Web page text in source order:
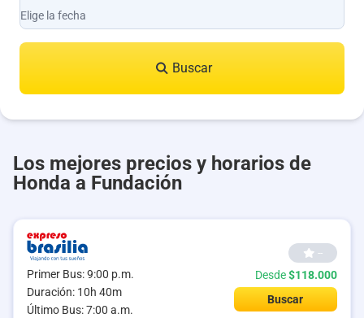
Buscar
Los mejores precios y horarios de
Honda a Fundación
Primer Bus: 9:00 p.m.
Duración: 10h 40m
Último Bus: 7:00 a.m.
--
Desde$118.000
Buscar